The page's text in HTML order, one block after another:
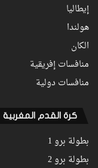
إيطاليا
هولندا
الكان
منافسات إفريقية
منافسات دولية
كرة القدم المغربية
بطولة برو 1
بطولة برو 2